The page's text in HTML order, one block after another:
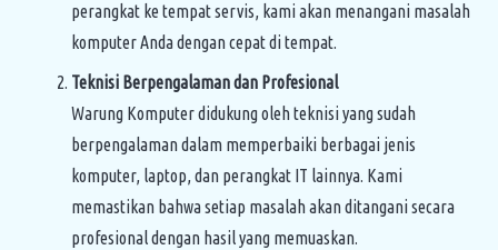
perangkat ke tempat servis, kami akan menangani masalah
komputer Anda dengan cepat di tempat.
Teknisi Berpengalaman dan Profesional
Warung Komputer didukung oleh teknisi yang sudah
berpengalaman dalam memperbaiki berbagai jenis
komputer, laptop, dan perangkat IT lainnya. Kami
memastikan bahwa setiap masalah akan ditangani secara
profesional dengan hasil yang memuaskan.